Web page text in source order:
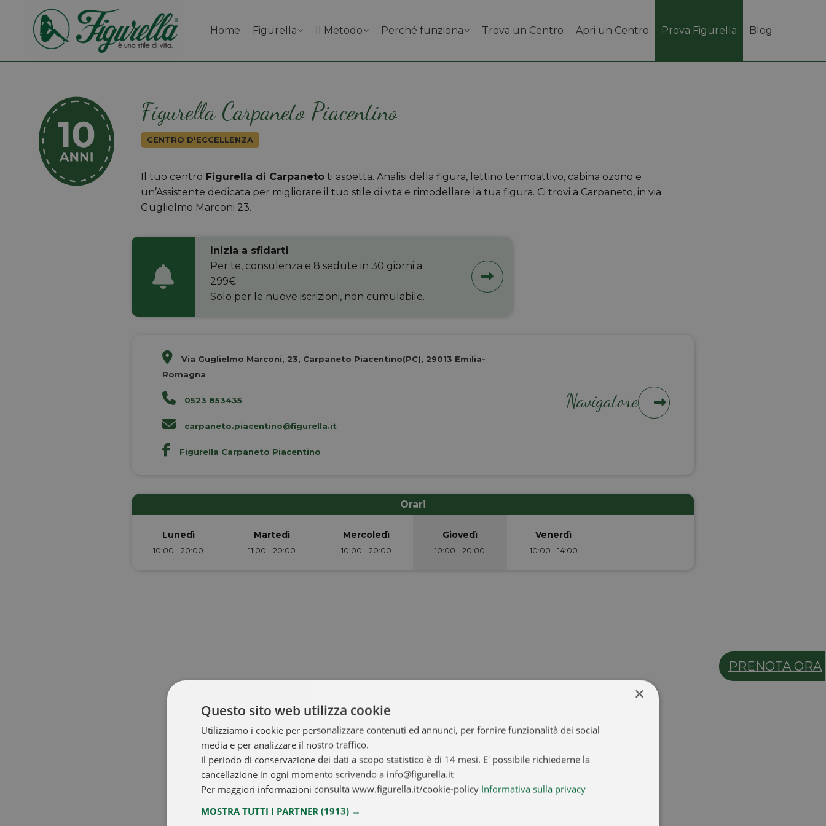
Home Figurella Il Metodo Perché funziona Trova un Centro Apri un Centro Prova Figurella Blog
PRENOTA ORA
Figurella Carpaneto Piacentino
CENTRO D'ECCELLENZA
Il tuo centro Figurella di Carpaneto ti aspetta. Analisi della figura, lettino termoattivo, cabina ozono e
un’Assistente dedicata per migliorare il tuo stile di vita e rimodellare la tua figura. Ci trovi a Carpaneto, in via
Guglielmo Marconi 23.
Inizia asfidarti
Per te, consulenza e 8 sedute in 30 giorni a
299€
Solo per le nuove iscrizioni, non cumulabile.
Via Guglielmo Marconi, 23, Carpaneto Piacentino(PC), 29013 Emilia-
Romagna
0523 853435
carpaneto.piacentino@figurella.it
Figurella Carpaneto Piacentino
Navigatore
Orari
Lunedì
10:00 - 20:00
Martedì
11:00 - 20:00
Mercoledì
10:00 - 20:00
Giovedì
10:00 - 20:00
Venerdì
10:00 - 14:00
×
Questo sito web utilizza cookie
Utilizziamo i cookie per personalizzare contenuti ed annunci, per fornire funzionalità dei social
media e per analizzare il nostro traffico.
Il periodo di conservazione dei dati a scopo statistico è di 14 mesi. E' possibile richiederne la
cancellazione in ogni momento scrivendo a info@figurella.it
Per maggiori informazioni consulta www.figurella.it/cookie-policy Informativa sulla privacy
MOSTRA TUTTI I PARTNER (1913) →